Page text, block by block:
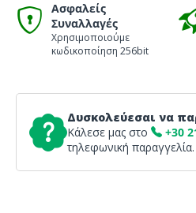
Ασφαλείς
Συναλλαγές
Χρησιμοποιούμε
κωδικοποίηση 256bit
Δυσκολεύεσαι να
Κάλεσε μας στο
+30
τηλεφωνική παραγγελία.